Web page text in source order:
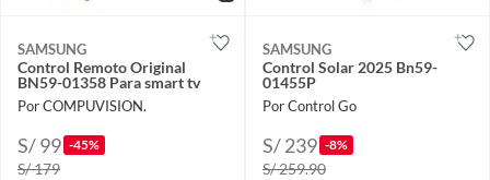
SAMSUNG
Control Remoto Original
BN59-01358 Para smart tv
Por COMPUVISION.
S/ 99 -45%
S/ 179
SAMSUNG
Control Solar 2025 Bn59-
01455P
Por Control Go
S/ 239 -8%
S/ 259.90